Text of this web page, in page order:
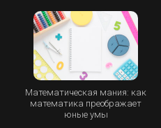
Математическая мания: как
математика преображает
юные умы